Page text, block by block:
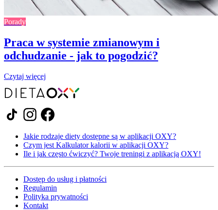
Porady
Praca w systemie zmianowym i
odchudzanie - jak to pogodzić?
Czytaj więcej
Jakie rodzaje diety dostępne są w aplikacji OXY?
Czym jest Kalkulator kalorii w aplikacji OXY?
Ile i jak często ćwiczyć? Twoje treningi z aplikacją OXY!
Dostęp do usług i płatności
Regulamin
Polityka prywatności
Kontakt